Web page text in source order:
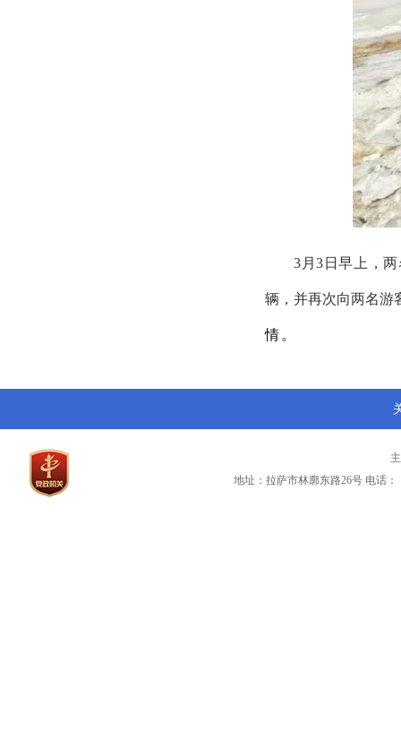
3月3日早上，
辆，并再次向两名游
情。
地址：拉萨市林廓东路26号 电话：